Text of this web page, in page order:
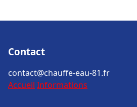
Contact
contact@chauffe-eau-81.fr
Accueil Informations